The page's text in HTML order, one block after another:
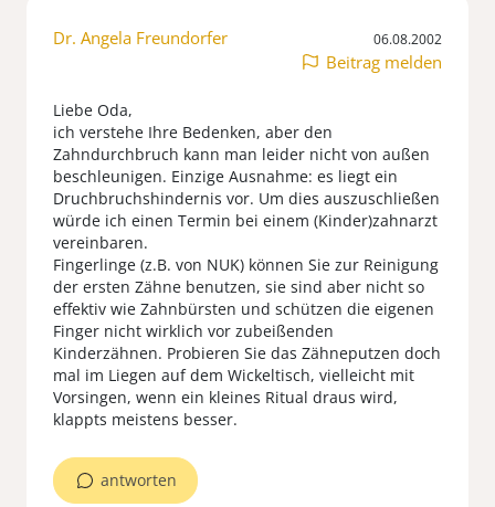
Dr. Angela Freundorfer 06.08.2002
Beitrag melden
Liebe Oda,
ich verstehe Ihre Bedenken, aber den
Zahndurchbruch kann man leider nicht von außen
beschleunigen. Einzige Ausnahme: es liegt ein
Druchbruchshindernis vor. Um dies auszuschließen
würde ich einen Termin bei einem (Kinder)zahnarzt
vereinbaren.
Fingerlinge (z.B. von NUK) können Sie zur Reinigung
der ersten Zähne benutzen, sie sind aber nicht so
effektiv wie Zahnbürsten und schützen die eigenen
Finger nicht wirklich vor zubeißenden
Kinderzähnen. Probieren Sie das Zähneputzen doch
mal im Liegen auf dem Wickeltisch, vielleicht mit
Vorsingen, wenn ein kleines Ritual draus wird,
klappts meistens besser.
antworten